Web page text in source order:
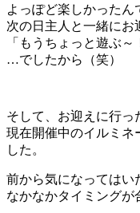
よっぽど楽しかったん
次の日主人と一緒にお
「もうちょっと遊ぶ～
…でしたから（笑）
そして、お迎えに行っ
現在開催中のイルミネ
した。
前から気になってはい
なかなかタイミングが